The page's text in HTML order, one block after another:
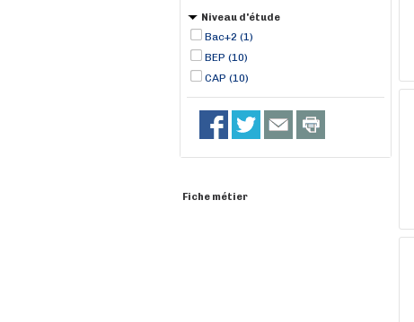
Niveau d'étude
Bac+2 (1)
BEP (10)
CAP (10)
Fiche métier